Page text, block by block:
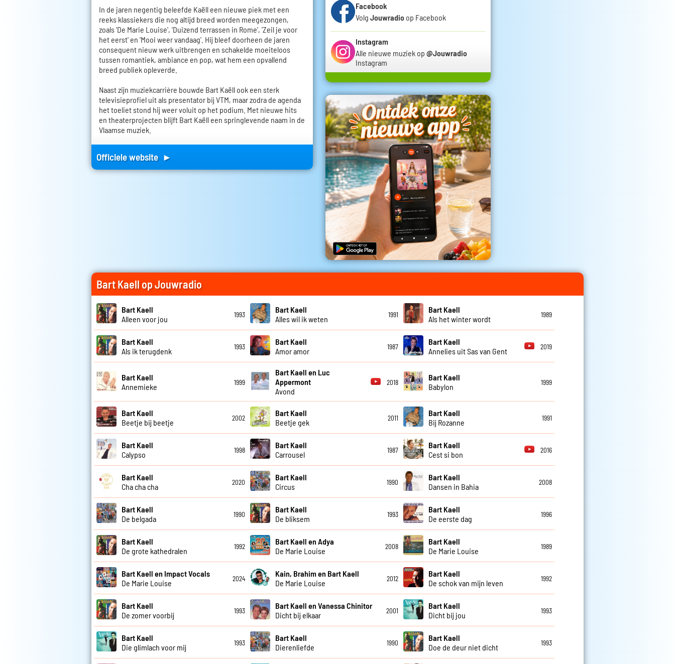
In de jaren negentig beleefde Kaëll een nieuwe piek met een
reeks klassiekers die nog altijd breed worden meegezongen,
zoals 'De Marie Louise', 'Duizend terrassen in Rome', 'Zeil je voor
het eerst' en 'Mooi weer vandaag'. Hij bleef doorheen de jaren
consequent nieuw werk uitbrengen en schakelde moeiteloos
tussen romantiek, ambiance en pop, wat hem een opvallend
breed publiek opleverde.
Naast zijn muziekcarrière bouwde Bart Kaëll ook een sterk
televisieprofiel uit als presentator bij VTM, maar zodra de agenda
het toeliet stond hij weer voluit op het podium. Met nieuwe hits
en theaterprojecten blijft Bart Kaëll een springlevende naam in de
Vlaamse muziek.
Officiele website ►
Facebook
Volg Jouwradio op Facebook
Instagram
Alle nieuwe muziek op @Jouwradio
Instagram
Bart Kaell op Jouwradio
Bart Kaell
Alleen voor jou
1993
Bart Kaell
Alles wil ik weten
1991
Bart Kaell
Als het winter wordt
1989
Bart Kaell
Als ik terugdenk
1993
Bart Kaell
Amor amor
1987
Bart Kaell
Annelies uit Sas van Gent
2019
Bart Kaell
Annemieke
1999
Bart Kaell en Luc
Appermont
Avond
2018
Bart Kaell
Babylon
1999
Bart Kaell
Beetje bij beetje
2002
Bart Kaell
Beetje gek
2011
Bart Kaell
Bij Rozanne
1991
Bart Kaell
Calypso
1998
Bart Kaell
Carrousel
1987
Bart Kaell
Cest si bon
2016
Bart Kaell
Cha cha cha
2020
Bart Kaell
Circus
1990
Bart Kaell
Dansen in Bahia
2008
Bart Kaell
De belgada
1990
Bart Kaell
De bliksem
1993
Bart Kaell
De eerste dag
1996
Bart Kaell
De grote kathedralen
1992
Bart Kaell en Adya
De Marie Louise
2008
Bart Kaell
De Marie Louise
1989
Bart Kaell en Impact Vocals
De Marie Louise
2024
Kain, Brahim en Bart Kaell
De Marie Louise
2012
Bart Kaell
De schok van mijn leven
1992
Bart Kaell
De zomer voorbij
1993
Bart Kaell en Vanessa Chinitor
Dicht bij elkaar
2001
Bart Kaell
Dicht bij jou
1993
Bart Kaell
Die glimlach voor mij
1993
Bart Kaell
Dierenliefde
1990
Bart Kaell
Doe de deur niet dicht
1993